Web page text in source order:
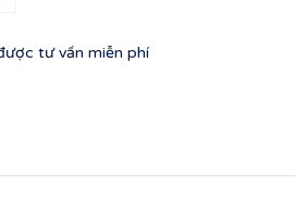
tư vấn miễn phí